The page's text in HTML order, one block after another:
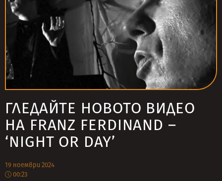
ГЛЕДАЙТЕ НОВОТО ВИДЕО
НА FRANZ FERDINAND –
‘NIGHT OR DAY’
19 ноември 2024
00:23